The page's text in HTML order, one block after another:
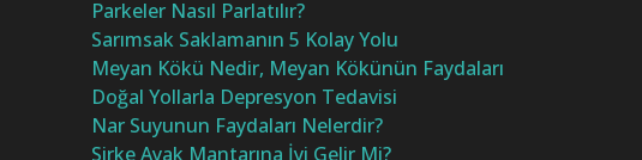
Parkeler Nasıl Parlatılır?
Sarımsak Saklamanın 5 Kolay Yolu
Meyan Kökü Nedir, Meyan Kökünün Faydaları
Doğal Yollarla Depresyon Tedavisi
Nar Suyunun Faydaları Nelerdir?
Sirke Ayak Mantarına İyi Gelir Mi?